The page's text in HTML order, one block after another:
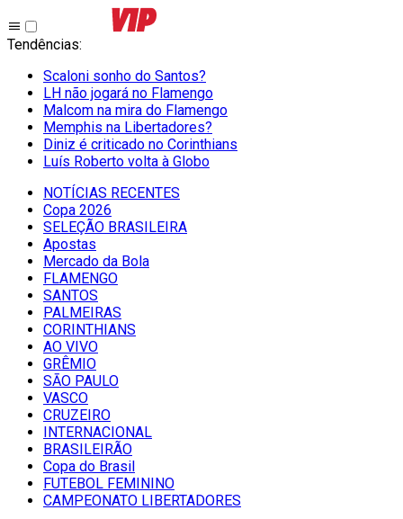
Tendências:
Scaloni sonho do Santos?
LH não jogará no Flamengo
Malcom na mira do Flamengo
Memphis na Libertadores?
Diniz é criticado no Corinthians
Luís Roberto volta à Globo
NOTÍCIAS RECENTES
Copa 2026
SELEÇÃO BRASILEIRA
Apostas
Mercado da Bola
FLAMENGO
SANTOS
PALMEIRAS
CORINTHIANS
AO VIVO
GRÊMIO
SĀO PAULO
VASCO
CRUZEIRO
INTERNACIONAL
BRASILEIRÃO
Copa do Brasil
FUTEBOL FEMININO
CAMPEONATO LIBERTADORES